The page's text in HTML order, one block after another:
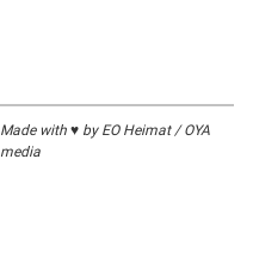
Made with ♥ by EO Heimat / OYA
media